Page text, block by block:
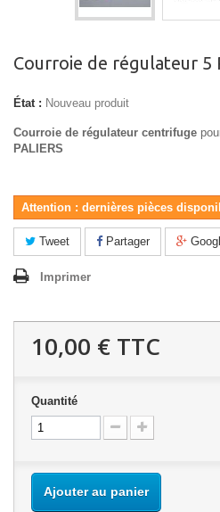
Courroie de régulateur 5
État : Nouveau produit
Courroie de régulateur centrifuge
PALIERS
Attention : dernières pièces
Tweet Partager
Imprimer
10,00 € TTC
Quantité
Ajouter au panier